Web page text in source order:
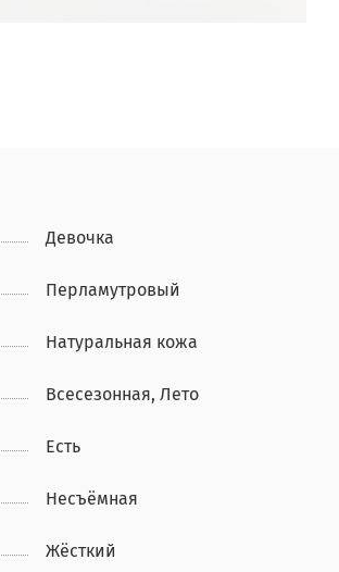
Девочка
Перламутровый
Натуральная кожа
Всесезонная, Лето
Есть
Несъёмная
Жёсткий